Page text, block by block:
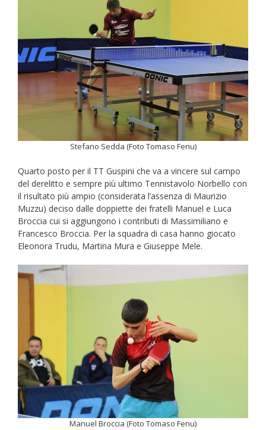
Stefano Sedda (Foto Tomaso Fenu)
Quarto posto per il TT Guspini che va a vincere sul campo
del derelitto e sempre più ultimo Tennistavolo Norbello con
il risultato più ampio (considerata l’assenza di Maurizio
Muzzu) deciso dalle doppiette dei fratelli Manuel e Luca
Broccia cui si aggiungono i contributi di Massimiliano e
Francesco Broccia. Per la squadra di casa hanno giocato
Eleonora Trudu, Martina Mura e Giuseppe Mele.
Manuel Broccia (Foto Tomaso Fenu)